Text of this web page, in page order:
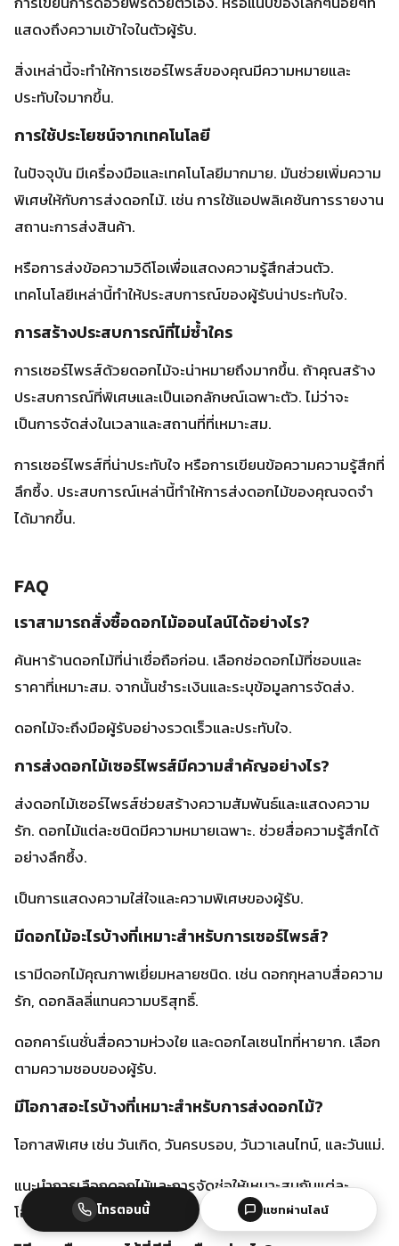
พิเศษให้กับการส่งดอกไม้. เช่น การใช้แอปพลิเคชันการรายงาน
สถานะการส่งสินค้า.
หรือการส่งข้อความวิดีโอเพื่อแสดงความรู้สึกส่วนตัว.
เทคโนโลยีเหล่านี้ทำให้ประสบการณ์ของผู้รับน่าประทับใจ.
การสร้างประสบการณ์ที่ไม่ซ้ำใคร
การเซอร์ไพรส์ด้วยดอกไม้จะน่าหมายถึงมากขึ้น. ถ้าคุณสร้าง
ประสบการณ์ที่พิเศษและเป็นเอกลักษณ์เฉพาะตัว. ไม่ว่าจะ
เป็นการจัดส่งในเวลาและสถานที่ที่เหมาะสม.
การเซอร์ไพรส์ที่น่าประทับใจ หรือการเขียนข้อความความรู้สึกที่
ลึกซึ้ง. ประสบการณ์เหล่านี้ทำให้การส่งดอกไม้ของคุณจดจำ
ได้มากขึ้น.
FAQ
เราสามารถสั่งซื้อดอกไม้ออนไลน์ได้อย่างไร?
ค้นหาร้านดอกไม้ที่น่าเชื่อถือก่อน. เลือกช่อดอกไม้ที่ชอบและ
ราคาที่เหมาะสม. จากนั้นชำระเงินและระบุข้อมูลการจัดส่ง.
การส่งดอกไม้เซอร์ไพรส์มีความสำคัญอย่างไร?
ส่งดอกไม้เซอร์ไพรส์ช่วยสร้างความสัมพันธ์และแสดงความ
รัก. ดอกไม้แต่ละชนิดมีความหมายเฉพาะ. ช่วยสื่อความรู้สึกได้
อย่างลึกซึ้ง.
รัก, ดอกลิลลี่แทนความบริสุทธิ์.
ดอกคาร์เนชั่นสื่อความห่วงใย และดอกไลเซนโทที่หายาก. เลือก
มีโอกาสอะไรบ้างที่เหมาะสำหรับการส่งดอกไม้?
โอกาสพิเศษ เช่น วันเกิด, วันครบรอบ, วันวาเลนไทน์, และวันแม่.
แนะนำการเลือกดอกไม้และการจัดช่อให้เหมาะสมกับแต่ละ
วิธีการเลือกดอกไม้ที่ดีที่สุดคืออย่างไร?
พิจารณาถึงความชอบของผู้รับ, ฤดูกาล และความหมายของ
ผ่านช่องทางออนไลน์.
เราสามารถเลือกซื้อดอกไม้ได้จากร้านดอกไม้ใดบ้างใน
โทรตอนนี้ แชทผ่านไลน์